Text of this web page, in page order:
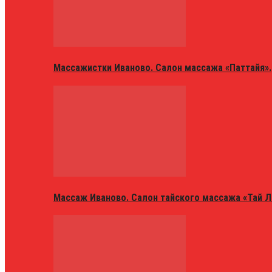
Массажистки Иваново. Салон массажа «Паттайя».
Массаж Иваново. Салон тайского массажа «Тай